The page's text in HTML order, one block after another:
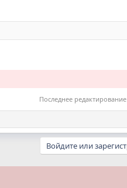
Последнее
Войдите или